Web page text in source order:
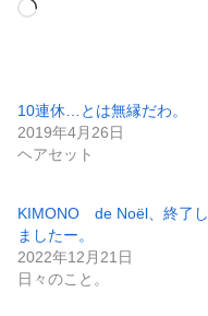
読
み
中…
10連休…とは無縁だわ。
2019年4月26日
ヘアセット
KIMONO de Noël、終了し
ましたー。
2022年12月21日
日々のこと。